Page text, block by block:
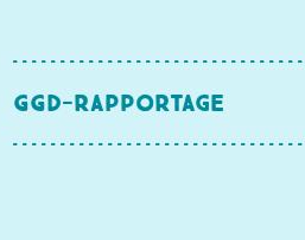
GGD-rapportage